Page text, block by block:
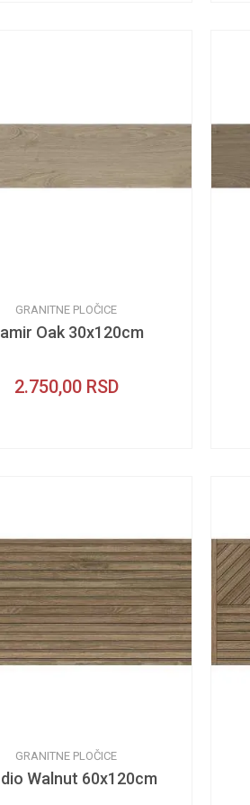
GRANITNE PLOČICE
Oak 30x120cm
2.750,00 RSD
GRANITNE PLOČICE
Walnut 60x120cm